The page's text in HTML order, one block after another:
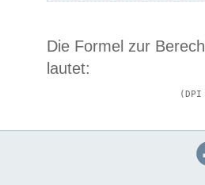
Die Formel zur
lautet: